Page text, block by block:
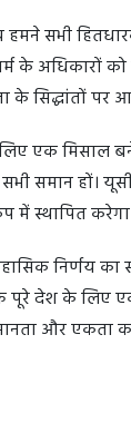
सभी
के अधिकारों
सिद्धांतों पर
एक मिसाल
समान हों।
में स्थापित
निर्णय
देश के लिए
और एकता का